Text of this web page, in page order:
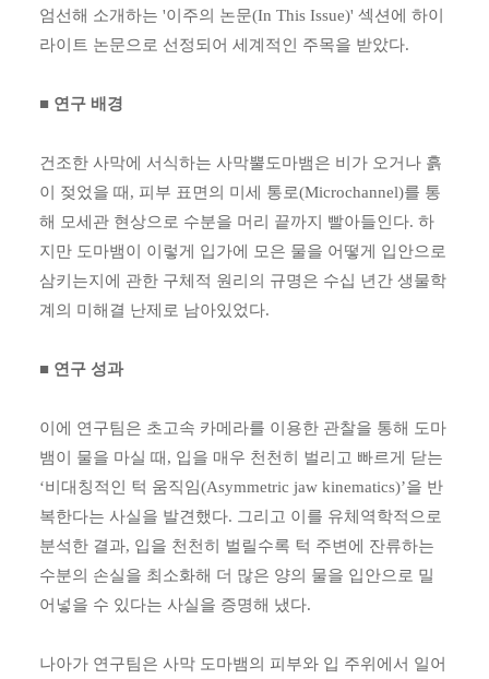
엄선해 소개하는 '이주의 논문(In This Issue)' 섹션에 하이
라이트 논문으로 선정되어 세계적인 주목을 받았다.
■ 연구 배경
건조한 사막에 서식하는 사막뿔도마뱀은 비가 오거나 흙
이 젖었을 때, 피부 표면의 미세 통로(Microchannel)를 통
해 모세관 현상으로 수분을 머리 끝까지 빨아들인다. 하
지만 도마뱀이 이렇게 입가에 모은 물을 어떻게 입안으로
삼키는지에 관한 구체적 원리의 규명은 수십 년간 생물학
계의 미해결 난제로 남아있었다.
■ 연구 성과
이에 연구팀은 초고속 카메라를 이용한 관찰을 통해 도마
뱀이 물을 마실 때, 입을 매우 천천히 벌리고 빠르게 닫는
‘비대칭적인 턱 움직임(Asymmetric jaw kinematics)’을 반
복한다는 사실을 발견했다. 그리고 이를 유체역학적으로
분석한 결과, 입을 천천히 벌릴수록 턱 주변에 잔류하는
수분의 손실을 최소화해 더 많은 양의 물을 입안으로 밀
어넣을 수 있다는 사실을 증명해 냈다.
나아가 연구팀은 사막 도마뱀의 피부와 입 주위에서 일어